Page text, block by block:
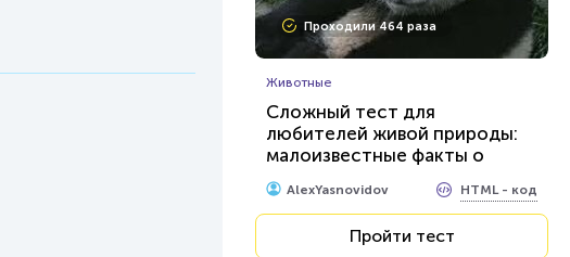
Проходили 464 раза
Животные
Сложный тест для
любителей живой природы:
малоизвестные факты о
братьях наших меньших
AlexYasnovidov HTML - код
Пройти тест